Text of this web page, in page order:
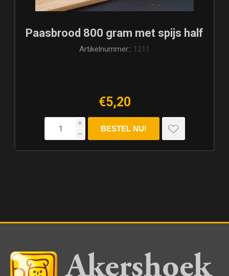
Paasbrood 800 gram met spijs half
Artikelnummer:: 1211
€5,20
i
h